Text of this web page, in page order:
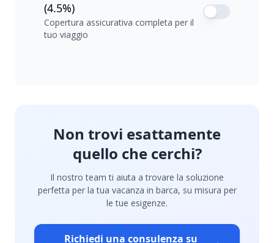
(4.5%)
Copertura assicurativa completa per il
tuo viaggio
Non trovi esattamente
quello che cerchi?
Il nostro team ti aiuta a trovare la soluzione
perfetta per la tua vacanza in barca, su misura per
le tue esigenze.
Richiedi una consulenza su